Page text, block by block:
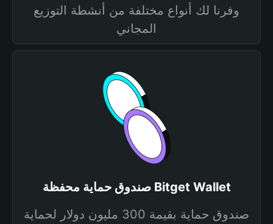
وفرنا لك أنواع مختلفة من أنشطة التوزيع
المجاني
صندوق حماية محفظة Bitget Wallet
صندوق حماية بقيمة 300 مليون دولار لحماية